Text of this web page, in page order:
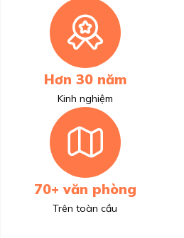
Hơn 30 năm
Kinh nghiệm
70+ văn phòng
Trên toàn cầu